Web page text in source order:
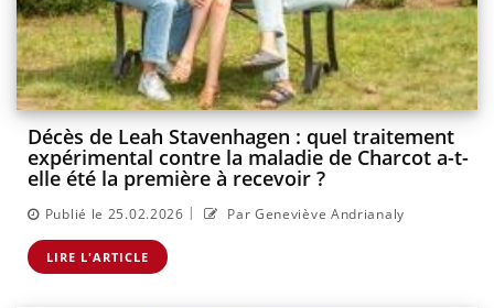
Décès de Leah Stavenhagen : quel traitement
expérimental contre la maladie de Charcot a-t-
elle été la première à recevoir ?
Publié le 25.02.2026 | Par Geneviève Andrianaly
LIRE L'ARTICLE